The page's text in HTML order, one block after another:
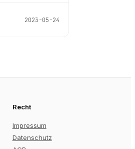
2023-05-24
Recht
Impressum
Datenschutz